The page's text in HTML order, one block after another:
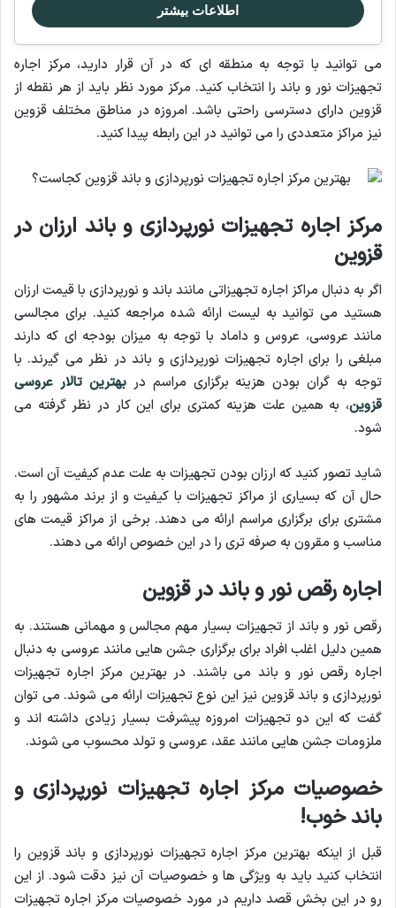
اطلاعات بیشتر
می توانید با توجه به منطقه ای که در آن قرار دارید، مرکز اجاره
تجهیزات نور و باند را انتخاب کنید. مرکز مورد نظر باید از هر نقطه از
قزوین دارای دسترسی راحتی باشد. امروزه در مناطق مختلف قزوین
نیز مراکز متعددی را می توانید در این رابطه پیدا کنید.
مرکز اجاره تجهیزات نورپردازی و باند ارزان در
قزوین
اگر به دنبال مراکز اجاره تجهیزاتی مانند باند و نورپردازی با قیمت ارزان
هستید می توانید به لیست ارائه شده مراجعه کنید. برای مجالسی
مانند عروسی، عروس و داماد با توجه به میزان بودجه ای که دارند
مبلغی را برای اجاره تجهیزات نورپردازی و باند در نظر می گیرند. با
توجه به گران بودن هزینه برگزاری مراسم دربهترین تالار عروسی
قزوین، به همین علت هزینه کمتری برای این کار در نظر گرفته می
شود.
شاید تصور کنید که ارزان بودن تجهیزات به علت عدم کیفیت آن است.
حال آن که بسیاری از مراکز تجهیزات با کیفیت و از برند مشهور را به
مشتری برای برگزاری مراسم ارائه می دهند. برخی از مراکز قیمت های
مناسب و مقرون به صرفه تری را در این خصوص ارائه می دهند.
اجاره رقص نور و باند در قزوین
رقص نور و باند از تجهیزات بسیار مهم مجالس و مهمانی هستند. به
همین دلیل اغلب افراد برای برگزاری جشن هایی مانند عروسی به دنبال
اجاره رقص نور و باند می باشند. در بهترین مرکز اجاره تجهیزات
نورپردازی و باند قزوین نیز این نوع تجهیزات ارائه می شوند. می توان
گفت که این دو تجهیزات امروزه پیشرفت بسیار زیادی داشته اند و
ملزومات جشن هایی مانند عقد، عروسی و تولد محسوب می شوند.
خصوصیات مرکز اجاره تجهیزات نورپردازی و
باند خوب!
قبل از اینکه بهترین مرکز اجاره تجهیزات نورپردازی و باند قزوین را
انتخاب کنید باید به ویژگی ها و خصوصیات آن نیز دقت شود. از این
رو در این بخش قصد داریم در مورد خصوصیات مرکز اجاره تجهیزات